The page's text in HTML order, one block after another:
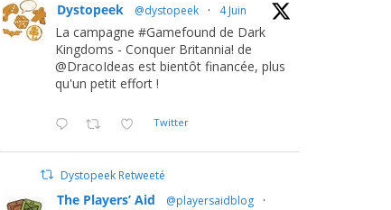
Dystopeek @dystopeek · 4 Juin
La campagne #Gamefound de Dark
Kingdoms - Conquer Britannia! de
@DracoIdeas est bientôt financée, plus
qu'un petit effort !
Twitter
Dystopeek Retweeté
The Players’ Aid @playersaidblog
·